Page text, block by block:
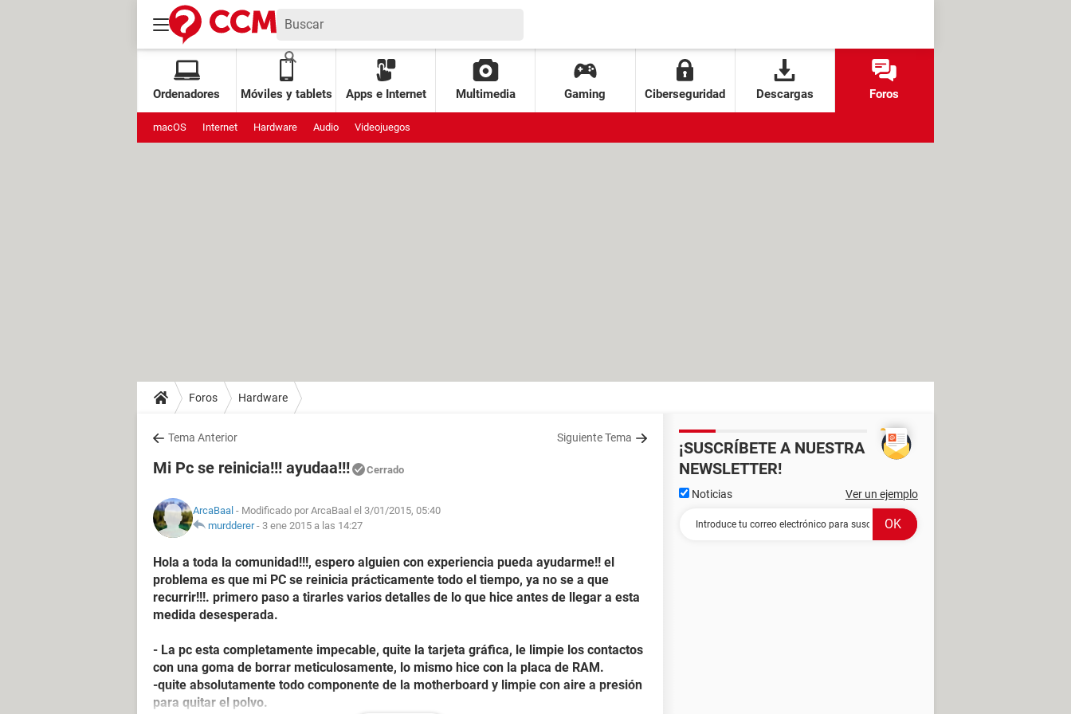
Ordenadores Móviles y tablets Apps e Internet Multimedia Gaming Ciberseguridad Descargas Foros
macOS Internet Hardware Audio Videojuegos
Foros Hardware
Tema Anterior Siguiente Tema
Mi Pc se reinicia!!! ayudaa!!! Cerrado
ArcaBaal - Modificado por ArcaBaal el 3/01/2015, 05:40
murdderer- 3 ene 2015 a las 14:27
Hola a toda la comunidad!!!, espero alguien con experiencia pueda ayudarme!! el
problema es que mi PC se reinicia prácticamente todo el tiempo, ya no se a que
recurrir!!!. primero paso a tirarles varios detalles de lo que hice antes de llegar a esta
medida desesperada.
- La pc esta completamente impecable, quite la tarjeta gráfica, le limpie los contactos
con una goma de borrar meticulosamente, lo mismo hice con la placa de RAM.
-quite absolutamente todo componente de la motherboard y limpie con aire a presión
para quitar el polvo.
¡SUSCRÍBETE A NUESTRA
NEWSLETTER!
Noticias Ver un ejemplo